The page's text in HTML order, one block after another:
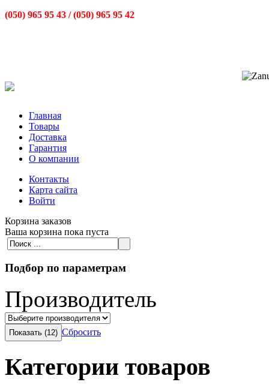
(050) 965 95 43 /(050) 965 95 42
Главная
Товары
Доставка
Гарантия
О компании
Контакты
Карта сайта
Войти
Корзина заказов
Ваша корзина пока пуста
Подбор по параметрам
Производитель
Сбросить
Категории товаров